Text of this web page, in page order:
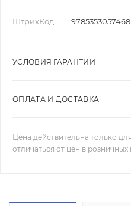
ШтрихКод — 9785353057468
УСЛОВИЯ ГАРАНТИИ
ОПЛАТА И ДОСТАВКА
Цена действительна только
отличаться от цен в розничных